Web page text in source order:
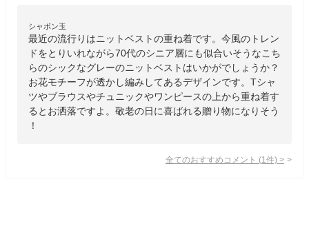
シャボン玉
最近の流行りはニットベストの重ね着です。今風のトレン
ドをとりいれながら70代のシニア層にも似合いそうなこち
らのシックなグレーのニットベストはいかがでしょうか？
お花モチーフが透かし編みしてあるデザインです。Tシャ
ツやブラウスやチュニックやワンピースの上から重ね着す
るとお洒落ですよ。敬老の日に喜ばれる贈り物になりそう
！
全てのおすすめコメント (1 件) >